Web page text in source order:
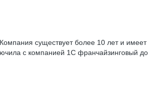
существует более 10 лет и
с компанией 1C франчайзинговый